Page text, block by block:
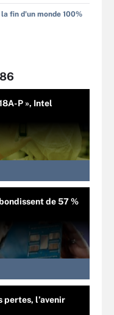
fin d'un monde 100%
P », Intel
de 57 %
pertes, l’avenir